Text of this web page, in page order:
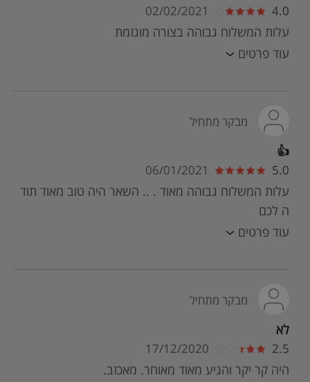
4.0
02/02/2021
עלות המשלוח גבוהה בצורה מוגזמת
עוד פרטים
מבקר מתחיל
👍
5.0
06/01/2021
עלות המשלוח גבוהה מאוד . .. השאר היה טוב מאוד תוד
ה לכם
עוד פרטים
מבקר מתחיל
לא
2.5
17/12/2020
היה קר יקר והגיע מאוד מאוחר. מאכזב.